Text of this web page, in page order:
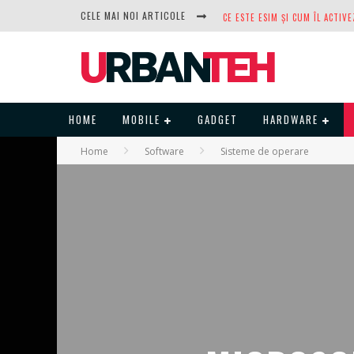
CELE MAI NOI ARTICOLE
DUPĂ ANI DE REFUZURI,
HOME MOBILE GADGET HARDWARE
Home Software Sisteme de operare